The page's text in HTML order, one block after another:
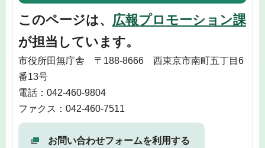
このページは、 広報プロモーション課
が担当しています。
市役所田無庁舎 〒188-8666 西東京市南町五丁目6
番13号
電話：042-460-9804
ファクス：042-460-7511
お問い合わせフォームを利用する